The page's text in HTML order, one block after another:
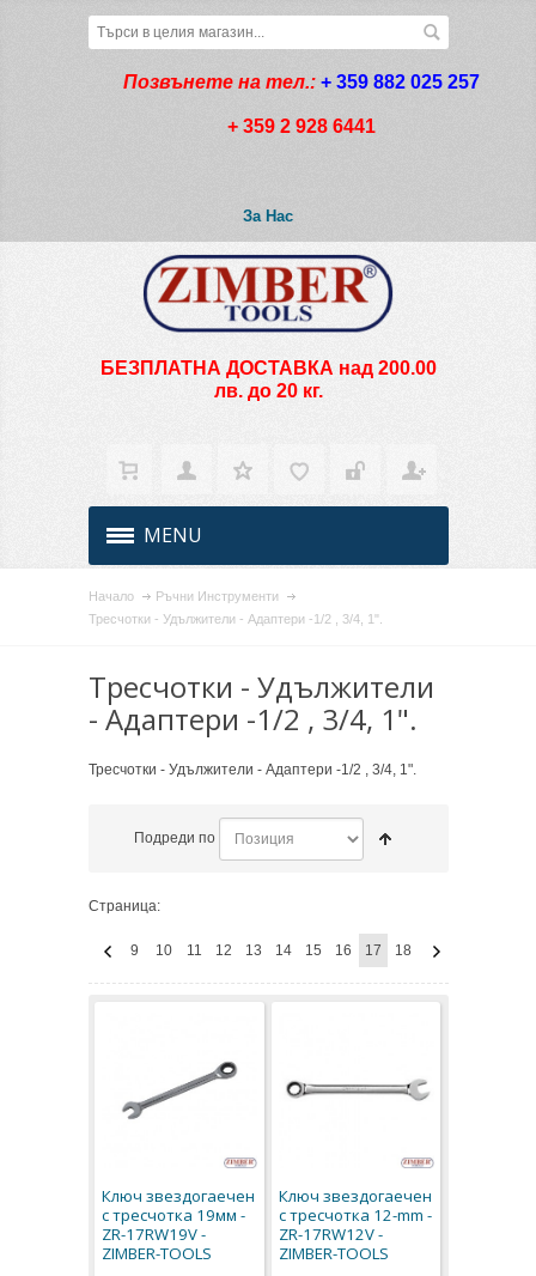
Позвънете на тел.: + 359 882 025 257
+ 359 2 928 6441
За Нас
БЕЗПЛАТНА ДОСТАВКА над 200.00
лв. до 20 кг.
MENU
Начало
Ръчни Инструменти
Тресчотки - Удължители - Адаптери -1/2 , 3/4, 1".
Тресчотки - Удължители
- Адаптери -1/2 , 3/4, 1".
Тресчотки - Удължители - Адаптери -1/2 , 3/4, 1".
Подреди по
Страница:
9 10 11 12 13 14 15 16 17 18
Ключ звездогаечен
с тресчотка 19мм -
ZR-17RW19V -
ZIMBER-TOOLS
Ключ звездогаечен
с тресчотка 12-mm -
ZR-17RW12V -
ZIMBER-TOOLS